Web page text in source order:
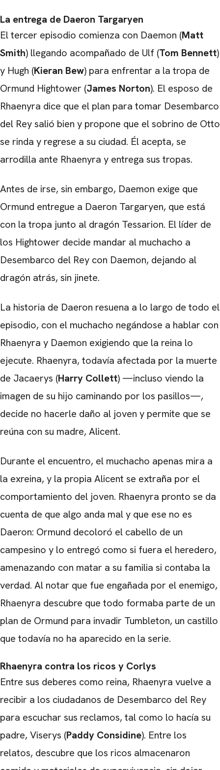
La entrega de Daeron Targaryen
El tercer episodio comienza con Daemon (Matt
Smith) llegando acompañado de Ulf (Tom Bennett)
y Hugh (Kieran Bew) para enfrentar a la tropa de
Ormund Hightower (James Norton). El esposo de
Rhaenyra dice que el plan para tomar Desembarco
del Rey salió bien y propone que el sobrino de Otto
se rinda y regrese a su ciudad. Él acepta, se
arrodilla ante Rhaenyra y entrega sus tropas.
Antes de irse, sin embargo, Daemon exige que
Ormund entregue a Daeron Targaryen, que está
con la tropa junto al dragón Tessarion. El líder de
los Hightower decide mandar al muchacho a
Desembarco del Rey con Daemon, dejando al
dragón atrás, sin jinete.
La historia de Daeron resuena a lo largo de todo el
episodio, con el muchacho negándose a hablar con
Rhaenyra y Daemon exigiendo que la reina lo
ejecute. Rhaenyra, todavía afectada por la muerte
de Jacaerys (Harry Collett) —incluso viendo la
imagen de su hijo caminando por los pasillos—,
decide no hacerle daño al joven y permite que se
reúna con su madre, Alicent.
Durante el encuentro, el muchacho apenas mira a
la exreina, y la propia Alicent se extraña por el
comportamiento del joven. Rhaenyra pronto se da
cuenta de que algo anda mal y que ese no es
Daeron: Ormund decoloró el cabello de un
campesino y lo entregó como si fuera el heredero,
amenazando con matar a su familia si contaba la
verdad. Al notar que fue engañada por el enemigo,
Rhaenyra descubre que todo formaba parte de un
plan de Ormund para invadir Tumbleton, un castillo
que todavía no ha aparecido en la serie.
Rhaenyra contra los ricos y Corlys
Entre sus deberes como reina, Rhaenyra vuelve a
recibir a los ciudadanos de Desembarco del Rey
para escuchar sus reclamos, tal como lo hacía su
padre, Viserys (Paddy Considine). Entre los
relatos, descubre que los ricos almacenaron
CARREGANDO PUBLICIDADE